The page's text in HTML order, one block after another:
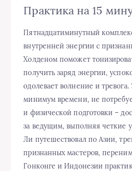
Практика на 15
Пятнадцатиминутный
внутренней энергии с
Холденом поможет
получить заряд энергии,
одолевает волнение и тревога.
минимум времени, не
и физической подготовки –
за ведущим, выполняя четкие
Ли путешествовал по Азии,
признанных мастеров,
Гонконге и Индонезии